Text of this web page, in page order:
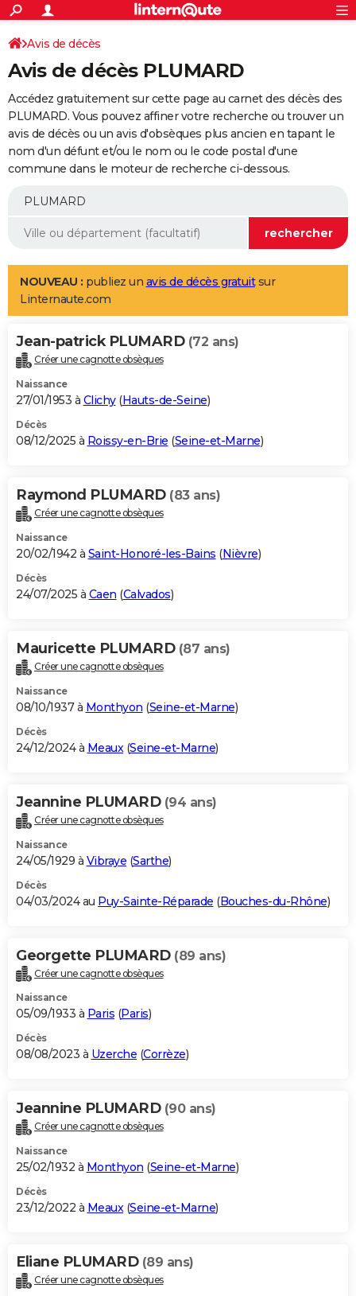
ACTUALITÉS
Politique
Société
Faits Divers
Education
Monde
Villes
+
SPORT
Coupe du monde 2026
Football
Tennis
Cyclisme
Rugby
Forum
Programme TV
TNT
Streaming
Cinéma
Sorties cinéma
Musique
+
FINANCE
Retraite
Epargne
Immobilier
Risques naturels par ville
Banque
Assurance
AUTO
Essais
Réserver un essai
Citadines
Berlines
SUV
Forum auto
+
Mobiles
Meilleur smartphone
Internet
Ordinateurs
Jeux vidéo
Guide high-tech
Aménagement intérieur
LIFESTYLE
Art de vivre
Bien-être
Loisirs
Mode
Modes de vie
Alimentation
Guide de la santé
Maladies
Médicaments
Sommeil
VOYAGE
Destinations
City break
Voyage nature
Voyage de noces
Forum
Climat
+PHOTO
GUIDES D'ACHAT
BONS PLANS
Carte de Noël
Carte Bonne année
Carte Saint-Valentin
Carte Pâques
Carte d'anniversaire
DICTIONNAIRE
Dictionnaire
Biographies
Citations
Expressions
Proverbes
PROGRAMME TV
S'inscrire
Se connecter
Lycées
Collèges
Primaires
Universités
Entreprises
Service militaire
Avis de recherche
AVIS DE DÉCÈS
Bricolage
Lifestyle
Culture
Sport
Auto
Television
Voyage
Cinema
Avis de décès
Avis de décès PLUMARD
Accédez gratuitement sur cette page au carnet des décès des
PLUMARD. Vous pouvez affiner votre recherche ou trouver un
avis de décès ou un avis d'obsèques plus ancien en tapant le
nom d'un défunt et/ou le nom ou le code postal d'une
commune dans le moteur de recherche ci-dessous.
NOUVEAU : publiez un avis de décès gratuitsur
Linternaute.com
Jean-patrick PLUMARD (72 ans)
Créer une cagnotte obsèques
Naissance
27/01/1953 à Clichy(Hauts-de-Seine)
Décès
08/12/2025 à Roissy-en-Brie (Seine-et-Marne)
Raymond PLUMARD (83 ans)
Créer une cagnotte obsèques
Naissance
20/02/1942 à Saint-Honoré-les-Bains (Nièvre)
Décès
24/07/2025 à Caen (Calvados)
Mauricette PLUMARD (87 ans)
Créer une cagnotte obsèques
Naissance
08/10/1937 à Monthyon (Seine-et-Marne)
Décès
24/12/2024 à Meaux(Seine-et-Marne)
Jeannine PLUMARD (94 ans)
Créer une cagnotte obsèques
Naissance
24/05/1929 à Vibraye (Sarthe)
Décès
04/03/2024 au Puy-Sainte-Réparade (Bouches-du-Rhône)
Georgette PLUMARD (89 ans)
Créer une cagnotte obsèques
Naissance
05/09/1933 à Paris (Paris)
Décès
08/08/2023 à Uzerche (Corrèze)
Jeannine PLUMARD (90 ans)
Créer une cagnotte obsèques
Naissance
25/02/1932 à Monthyon (Seine-et-Marne)
Décès
23/12/2022 à Meaux(Seine-et-Marne)
Eliane PLUMARD (89 ans)
Créer une cagnotte obsèques